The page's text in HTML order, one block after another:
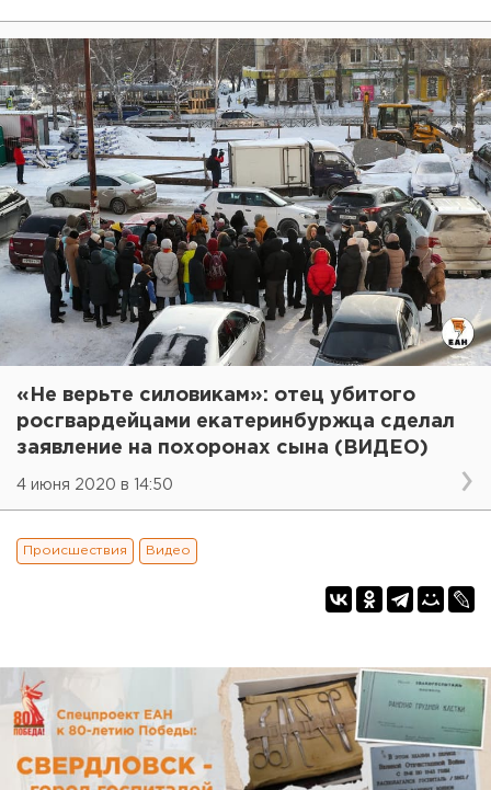
«Не верьте силовикам»: отец убитого
росгвардейцами екатеринбуржца сделал
заявление на похоронах сына (ВИДЕО)
4 июня 2020 в 14:50
Происшествия Видео